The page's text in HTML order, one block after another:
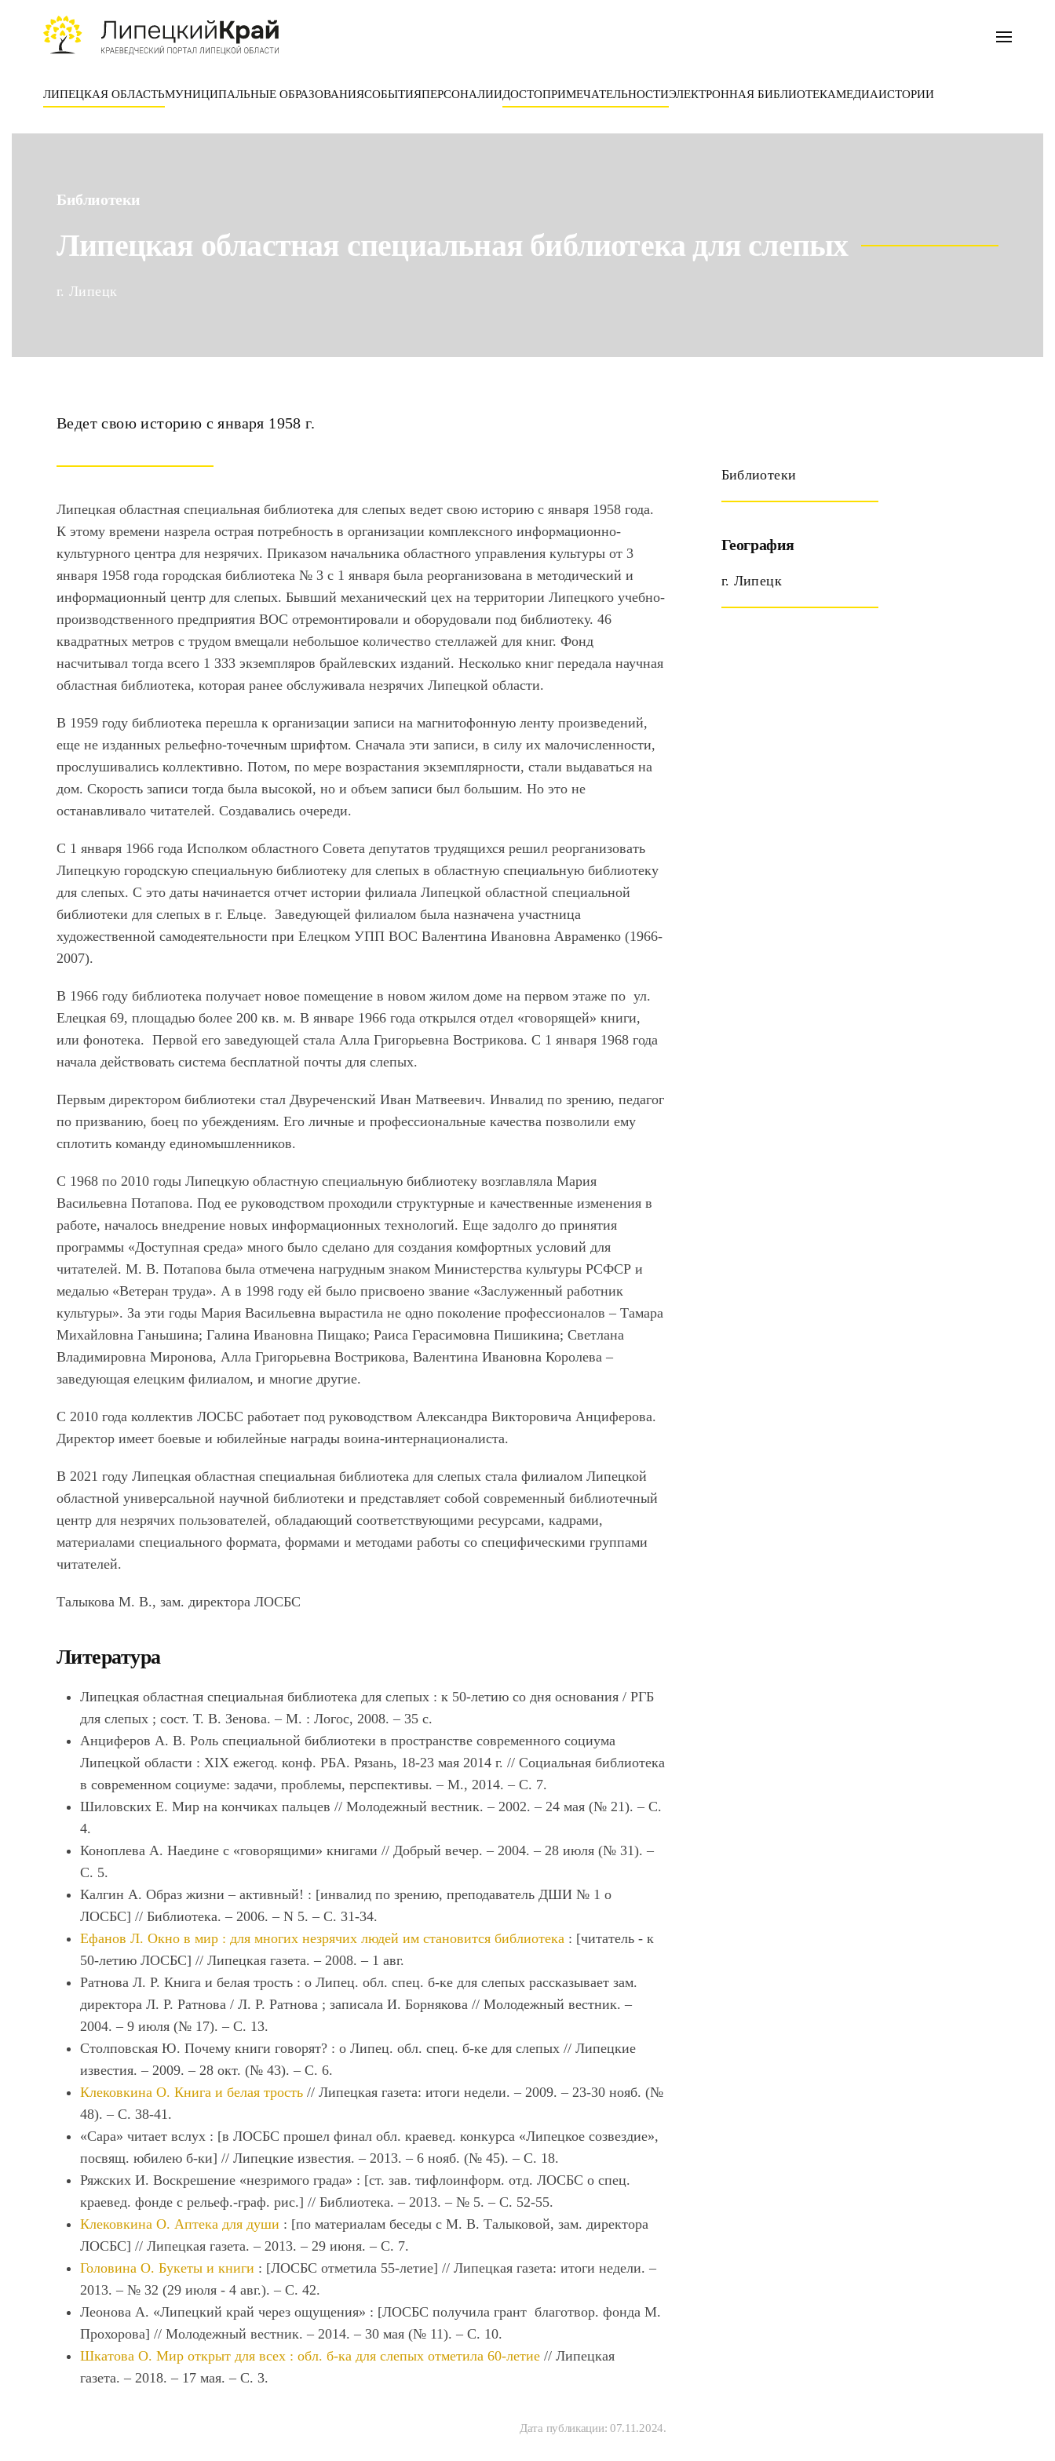
Skip to main content
ЛИПЕЦКАЯ ОБЛАСТЬМУНИЦИПАЛЬНЫЕ ОБРАЗОВАНИЯСОБЫТИЯПЕРСОНАЛИИДОСТОПРИМЕЧАТЕЛЬНОСТИЭЛЕКТРОННАЯ БИБЛИОТЕКАМЕДИАИСТОРИИ
Библиотеки
Липецкая областная специальная библиотека для слепых
г. Липецк
Ведет свою историю с января 1958 г.
Липецкая областная специальная библиотека для слепых ведет свою историю с января 1958 года.
К этому времени назрела острая потребность в организации комплексного информационно-
культурного центра для незрячих. Приказом начальника областного управления культуры от 3
января 1958 года городская библиотека № 3 с 1 января была реорганизована в методический и
информационный центр для слепых. Бывший механический цех на территории Липецкого учебно-
производственного предприятия ВОС отремонтировали и оборудовали под библиотеку. 46
квадратных метров с трудом вмещали небольшое количество стеллажей для книг. Фонд
насчитывал тогда всего 1 333 экземпляров брайлевских изданий. Несколько книг передала научная
областная библиотека, которая ранее обслуживала незрячих Липецкой области.
В 1959 году библиотека перешла к организации записи на магнитофонную ленту произведений,
еще не изданных рельефно-точечным шрифтом. Сначала эти записи, в силу их малочисленности,
прослушивались коллективно. Потом, по мере возрастания экземплярности, стали выдаваться на
дом. Скорость записи тогда была высокой, но и объем записи был большим. Но это не
останавливало читателей. Создавались очереди.
С 1 января 1966 года Исполком областного Совета депутатов трудящихся решил реорганизовать
Липецкую городскую специальную библиотеку для слепых в областную специальную библиотеку
для слепых. С это даты начинается отчет истории филиала Липецкой областной специальной
библиотеки для слепых в г. Ельце. Заведующей филиалом была назначена участница
художественной самодеятельности при Елецком УПП ВОС Валентина Ивановна Авраменко (1966-
2007).
В 1966 году библиотека получает новое помещение в новом жилом доме на первом этаже по ул.
Елецкая 69, площадью более 200 кв. м. В январе 1966 года открылся отдел «говорящей» книги,
или фонотека. Первой его заведующей стала Алла Григорьевна Вострикова. С 1 января 1968 года
начала действовать система бесплатной почты для слепых.
Первым директором библиотеки стал Двуреченский Иван Матвеевич. Инвалид по зрению, педагог
по призванию, боец по убеждениям. Его личные и профессиональные качества позволили ему
сплотить команду единомышленников.
С 1968 по 2010 годы Липецкую областную специальную библиотеку возглавляла Мария
Васильевна Потапова. Под ее руководством проходили структурные и качественные изменения в
работе, началось внедрение новых информационных технологий. Еще задолго до принятия
программы «Доступная среда» много было сделано для создания комфортных условий для
читателей. М. В. Потапова была отмечена нагрудным знаком Министерства культуры РСФСР и
медалью «Ветеран труда». А в 1998 году ей было присвоено звание «Заслуженный работник
культуры». За эти годы Мария Васильевна вырастила не одно поколение профессионалов – Тамара
Михайловна Ганьшина; Галина Ивановна Пищако; Раиса Герасимовна Пишикина; Светлана
Владимировна Миронова, Алла Григорьевна Вострикова, Валентина Ивановна Королева –
заведующая елецким филиалом, и многие другие.
С 2010 года коллектив ЛОСБС работает под руководством Александра Викторовича Анциферова.
Директор имеет боевые и юбилейные награды воина-интернационалиста.
В 2021 году Липецкая областная специальная библиотека для слепых стала филиалом Липецкой
областной универсальной научной библиотеки и представляет собой современный библиотечный
центр для незрячих пользователей, обладающий соответствующими ресурсами, кадрами,
материалами специального формата, формами и методами работы со специфическими группами
читателей.
Талыкова М. В., зам. директора ЛОСБС
Литература
Липецкая областная специальная библиотека для слепых : к 50-летию со дня основания / РГБ
для слепых ; сост. Т. В. Зенова. – М. : Логос, 2008. – 35 с.
Анциферов А. В. Роль специальной библиотеки в пространстве современного социума
Липецкой области : XIX ежегод. конф. РБА. Рязань, 18-23 мая 2014 г. // Социальная библиотека
в современном социуме: задачи, проблемы, перспективы. – М., 2014. – С. 7.
Шиловских Е. Мир на кончиках пальцев // Молодежный вестник. – 2002. – 24 мая (№ 21). – С.
4.
Коноплева А. Наедине с «говорящими» книгами // Добрый вечер. – 2004. – 28 июля (№ 31). –
С. 5.
Калгин А. Образ жизни – активный! : [инвалид по зрению, преподаватель ДШИ № 1 о
ЛОСБС] // Библиотека. – 2006. – N 5. – С. 31-34.
Ефанов Л. Окно в мир : для многих незрячих людей им становится библиотека : [читатель - к
50-летию ЛОСБС] // Липецкая газета. – 2008. – 1 авг.
Ратнова Л. Р. Книга и белая трость : о Липец. обл. спец. б-ке для слепых рассказывает зам.
директора Л. Р. Ратнова / Л. Р. Ратнова ; записала И. Борнякова // Молодежный вестник. –
2004. – 9 июля (№ 17). – С. 13.
Cтолповская Ю. Почему книги говорят? : о Липец. обл. спец. б-ке для слепых // Липецкие
известия. – 2009. – 28 окт. (№ 43). – С. 6.
Клековкина О. Книга и белая трость // Липецкая газета: итоги недели. – 2009. – 23-30 нояб. (№
48). – С. 38-41.
«Сара» читает вслух : [в ЛОСБС прошел финал обл. краевед. конкурса «Липецкое созвездие»,
посвящ. юбилею б-ки] // Липецкие известия. – 2013. – 6 нояб. (№ 45). – С. 18.
Ряжских И. Воскрешение «незримого града» : [ст. зав. тифлоинформ. отд. ЛОСБС о спец.
краевед. фонде с рельеф.-граф. рис.] // Библиотека. – 2013. – № 5. – С. 52-55.
Клековкина О. Аптека для души : [по материалам беседы с М. В. Талыковой, зам. директора
ЛОСБС] // Липецкая газета. – 2013. – 29 июня. – С. 7.
Головина О. Букеты и книги : [ЛОСБС отметила 55-летие] // Липецкая газета: итоги недели. –
2013. – № 32 (29 июля - 4 авг.). – С. 42.
Леонова А. «Липецкий край через ощущения» : [ЛОСБС получила грант благотвор. фонда М.
Прохорова] // Молодежный вестник. – 2014. – 30 мая (№ 11). – С. 10.
Шкатова О. Мир открыт для всех : обл. б-ка для слепых отметила 60-летие // Липецкая
газета. – 2018. – 17 мая. – С. 3.
Дата публикации: 07.11.2024.
Библиотеки
География
г. Липецк